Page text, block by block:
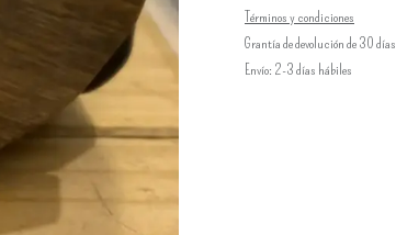
Términos y condiciones
Grantía de devolución de 30 días
Envío: 2-3 días hábiles